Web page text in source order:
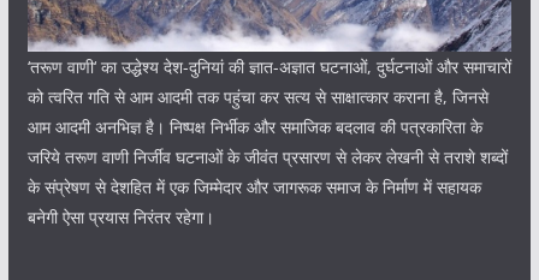
‘तरूण वाणी‘ का उद्धेश्य देश-दुनियां की ज्ञात-अज्ञात घटनाओं, दुर्घटनाओं और समाचारों
को त्वरित गति से आम आदमी तक पहुंचा कर सत्य से साक्षात्कार कराना है, जिनसे
आम आदमी अनभिज्ञ है। निष्पक्ष निर्भीक और समाजिक बदलाव की पत्रकारिता के
जरिये तरूण वाणी निर्जीव घटनाओं के जीवंत प्रसारण से लेकर लेखनी से तराशे शब्दों
के संप्रेषण से देशहित में एक जिम्मेदार और जागरूक समाज के निर्माण में सहायक
बनेगी ऐसा प्रयास निरंतर रहेगा।